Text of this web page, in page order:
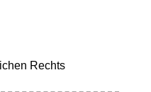
Rechts